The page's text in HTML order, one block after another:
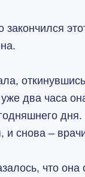
закончился
уже два часа
и снова –
что